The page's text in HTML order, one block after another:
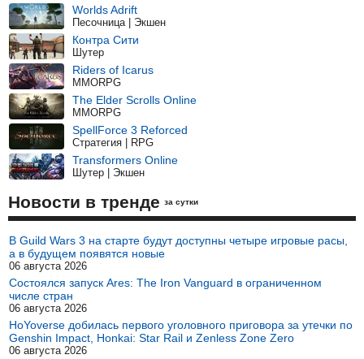
Worlds Adrift
Песочница | Экшен
Контра Сити
Шутер
Riders of Icarus
MMORPG
The Elder Scrolls Online
MMORPG
SpellForce 3 Reforced
Стратегия | RPG
Transformers Online
Шутер | Экшен
Новости в тренде за сутки
В Guild Wars 3 на старте будут доступны четыре игровые расы,
а в будущем появятся новые
06 августа 2026
Состоялся запуск Ares: The Iron Vanguard в ограниченном
числе стран
06 августа 2026
HoYoverse добилась первого уголовного приговора за утечки по
Genshin Impact, Honkai: Star Rail и Zenless Zone Zero
06 августа 2026